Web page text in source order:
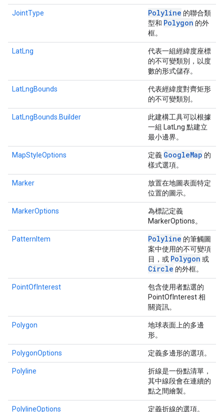
JointType Polyline 的聯合類
型和 Polygon 的外
框。
LatLng
代表一組經緯度座標
的不可變類別，以度
數的形式儲存。
LatLngBounds
代表經緯度對齊矩形
的不可變類別。
LatLngBounds.Builder
此建構工具可以根據
一組 LatLng 點建立
最小邊界。
MapStyleOptions 定義 GoogleMap 的
樣式選項。
Marker
放置在地圖表面特定
位置的圖示。
MarkerOptions
為標記定義
MarkerOptions。
PatternItem Polyline 的筆觸圖
案中使用的不可變項
目，或 Polygon 或
Circle 的外框。
PointOfInterest
包含使用者點選的
PointOfInterest 相
關資訊。
Polygon
地球表面上的多邊
形。
PolygonOptions 定義多邊形的選項。
Polyline
折線是一份點清單，
其中線段會在連續的
點之間繪製。
PolylineOptions 定義折線的選項。